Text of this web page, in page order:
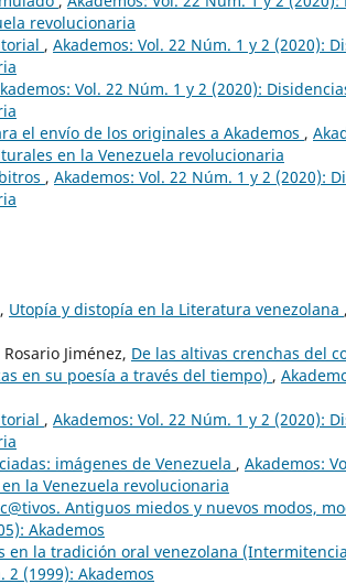
revolucionaria
, Akademos: Vol. 22 Núm. 1 y 2 (2020):
Vol. 22 Núm. 1 y 2 (2020):
el envío de los originales a Akademos ,
en la Venezuela revolucionaria
, Akademos: Vol. 22 Núm. 1 y 2 (2020):
Utopía y distopía en la Literatura venezolana ,
Jiménez, De las altivas crenchas del
en su poesía a través del tiempo) ,
, Akademos: Vol. 22 Núm. 1 y 2 (2020):
imágenes de Venezuela , Akademos:
la Venezuela revolucionaria
Antiguos miedos y nuevos modos,
Akademos
en la tradición oral venezolana
2 (1999): Akademos